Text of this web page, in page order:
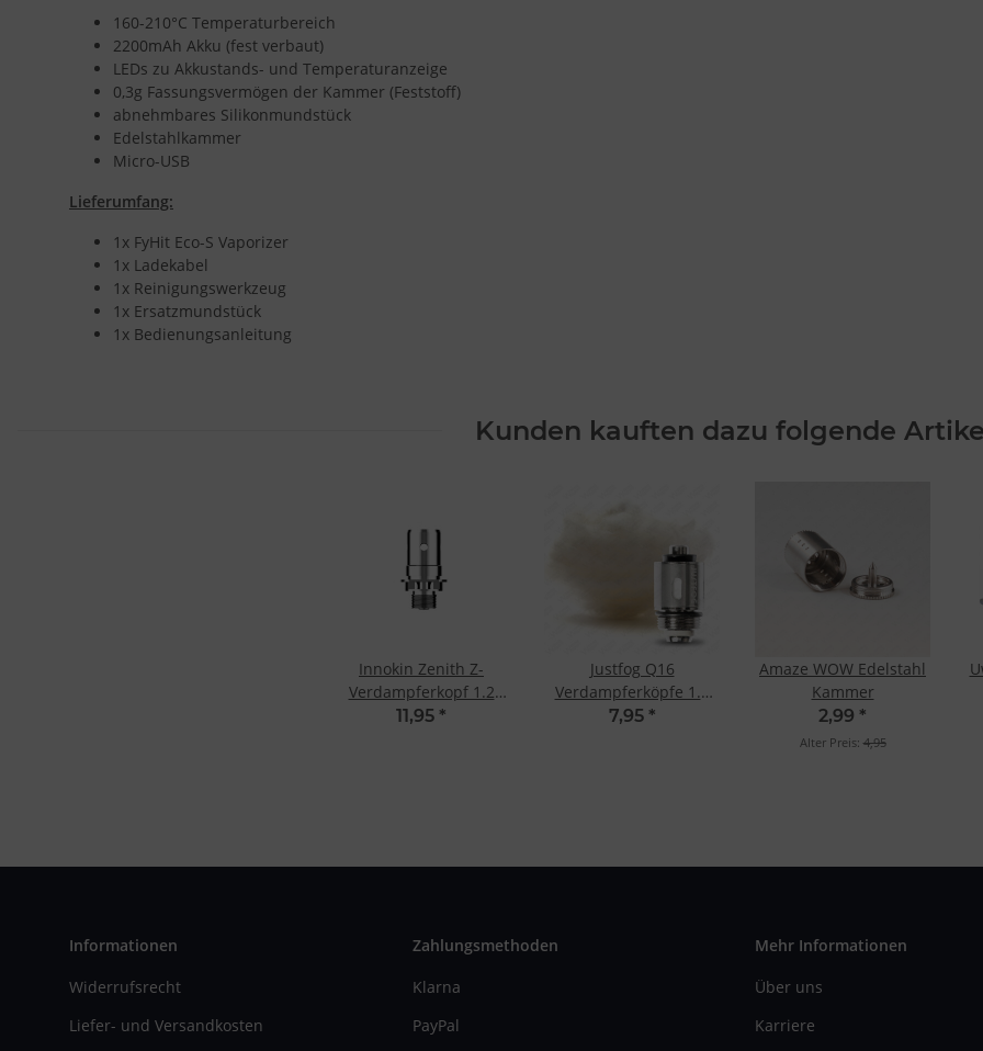
160-210°C Temperaturbereich
2200mAh Akku (fest verbaut)
LEDs zu Akkustands- und Temperaturanzeige
0,3g Fassungsvermögen der Kammer (Feststoff)
abnehmbares Silikonmundstück
Edelstahlkammer
Micro-USB
Lieferumfang:
1x FyHit Eco-S Vaporizer
1x Ladekabel
1x Reinigungswerkzeug
1x Ersatzmundstück
1x Bedienungsanleitung
Kunden kauften dazu folgende
Innokin Zenith Z-
Verdampferkopf 1.2
Ohm
11,95 *
Justfog Q16
Verdampferköpfe 1.2
Ohm (5 Stk.)
7,95 *
Amaze WOW Edelstahl
Kammer
2,99 *
Alter Preis: 4,95
Informationen
Widerrufsrecht
Liefer- und Versandkosten
Zahlungsmethoden
Klarna
PayPal
Mehr Informationen
Über uns
Karriere